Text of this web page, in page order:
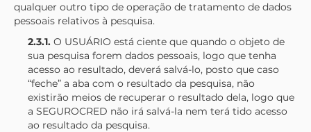
qualquer outro tipo de operação de tratamento de dados
pessoais relativos à pesquisa.
2.3.1. O USUÁRIO está ciente que quando o objeto de
sua pesquisa forem dados pessoais, logo que tenha
acesso ao resultado, deverá salvá-lo, posto que caso
“feche” a aba com o resultado da pesquisa, não
existirão meios de recuperar o resultado dela, logo que
a SEGUROCRED não irá salvá-la nem terá tido acesso
ao resultado da pesquisa.